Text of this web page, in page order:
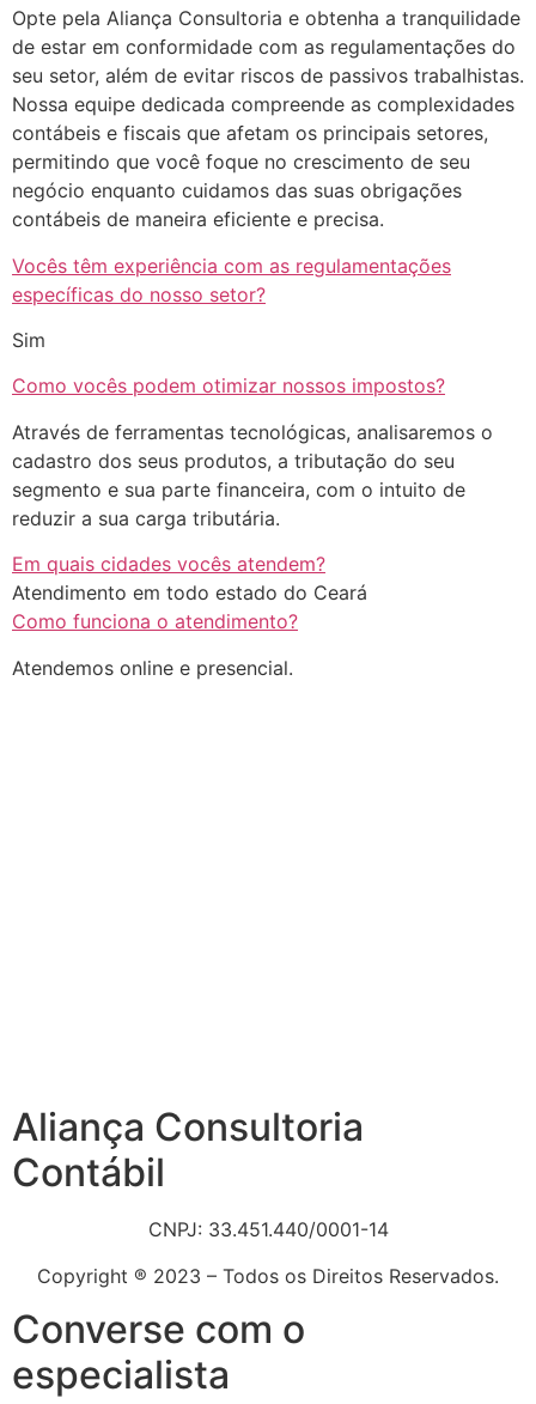
Opte pela Aliança Consultoria e obtenha a tranquilidade
de estar em conformidade com as regulamentações do
seu setor, além de evitar riscos de passivos trabalhistas.
Nossa equipe dedicada compreende as complexidades
contábeis e fiscais que afetam os principais setores,
permitindo que você foque no crescimento de seu
negócio enquanto cuidamos das suas obrigações
contábeis de maneira eficiente e precisa.
Vocês têm experiência com as regulamentações
específicas do nosso setor?
Sim
Como vocês podem otimizar nossos impostos?
Através de ferramentas tecnológicas, analisaremos o
cadastro dos seus produtos, a tributação do seu
segmento e sua parte financeira, com o intuito de
reduzir a sua carga tributária.
Em quais cidades vocês atendem?
Atendimento em todo estado do Ceará
Como funciona o atendimento?
Atendemos online e presencial.
Aliança Consultoria
Contábil
CNPJ: 33.451.440/0001-14
Copyright ® 2023 – Todos os Direitos Reservados.
Converse com o
especialista